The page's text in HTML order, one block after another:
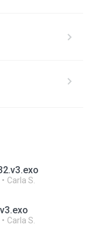
Carla S.
Carla S.